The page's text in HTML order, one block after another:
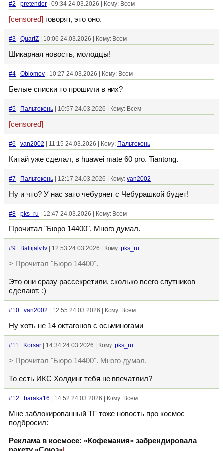
#2 pretender | 09:34 24.03.2026 | Кому: Всем
[censored] говорят, это оно.
#3 QuartZ | 10:06 24.03.2026 | Кому: Всем
Шикарная новость, молодцы!
#4 Oblomov | 10:27 24.03.2026 | Кому: Всем
Белые списки то прошили в них?
#5 Пальтоконь | 10:57 24.03.2026 | Кому: Всем
[censored]
#6 van2002 | 11:15 24.03.2026 | Кому: Пальтоконь
Китай уже сделал, в huawei mate 60 pro. Tiantong.
#7 Пальтоконь | 12:17 24.03.2026 | Кому: van2002
Ну и что? У нас зато чебурнет с Чебурашкой будет!
#8 pks_ru | 12:47 24.03.2026 | Кому: Всем
Прочитал "Бюро 14400". Много думал.
#9 Baltijalv.lv | 12:53 24.03.2026 | Кому: pks_ru
> Прочитал "Бюро 14400".
Это они сразу рассекретили, сколько всего спутников
сделают. :)
#10 van2002 | 12:55 24.03.2026 | Кому: Всем
Ну хоть не 14 октагонов с осьминогами
#11 Korsar | 14:34 24.03.2026 | Кому: pks_ru
> Прочитал "Бюро 14400". Много думал.
То есть ИКС Холдинг тебя не впечатлил?
#12 baraka16 | 14:52 24.03.2026 | Кому: Всем
Мне заблокированный ТГ тоже новость про космос
подбросил:
Реклама в космосе: «Кофемания» забрендировала